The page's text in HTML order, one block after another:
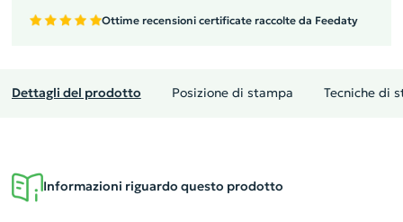
Ottime recensioni certificate raccolte da Feedaty
Dettagli del prodotto Posizione di stampa Tecniche di
Informazioni riguardo questo prodotto